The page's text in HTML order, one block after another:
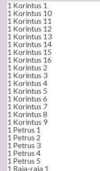
1 Korintus 1
1 Korintus 10
1 Korintus 11
1 Korintus 12
1 Korintus 13
1 Korintus 14
1 Korintus 15
1 Korintus 16
1 Korintus 2
1 Korintus 3
1 Korintus 4
1 Korintus 5
1 Korintus 6
1 Korintus 7
1 Korintus 8
1 Korintus 9
1 Petrus 1
1 Petrus 2
1 Petrus 3
1 Petrus 4
1 Petrus 5
1 Raja-raja 1